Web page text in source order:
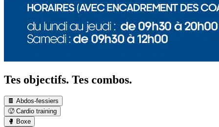
Tes objectifs. Tes combos.
🍫 Abdos-fessiers
🥵 Cardio training
🥊 Boxe